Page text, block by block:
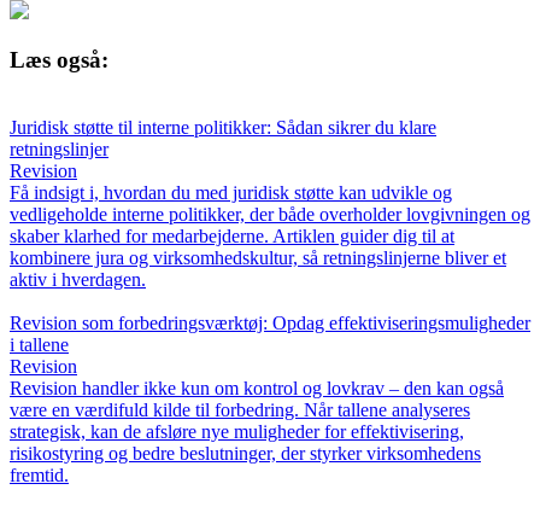
Læs også:
Juridisk støtte til interne politikker: Sådan sikrer du klare
retningslinjer
Revision
Få indsigt i, hvordan du med juridisk støtte kan udvikle og
vedligeholde interne politikker, der både overholder lovgivningen og
skaber klarhed for medarbejderne. Artiklen guider dig til at
kombinere jura og virksomhedskultur, så retningslinjerne bliver et
aktiv i hverdagen.
Revision som forbedringsværktøj: Opdag effektiviseringsmuligheder
i tallene
Revision
Revision handler ikke kun om kontrol og lovkrav – den kan også
være en værdifuld kilde til forbedring. Når tallene analyseres
strategisk, kan de afsløre nye muligheder for effektivisering,
risikostyring og bedre beslutninger, der styrker virksomhedens
fremtid.